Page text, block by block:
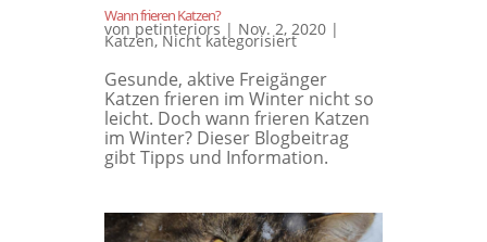
Wann frieren Katzen?
von petinteriors | Nov. 2, 2020 |
Katzen,Nicht kategorisiert
Gesunde, aktive Freigänger
Katzen frieren im Winter nicht so
leicht. Doch wann frieren Katzen
im Winter? Dieser Blogbeitrag
gibt Tipps und Information.